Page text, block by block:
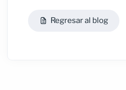
Regresar al blog